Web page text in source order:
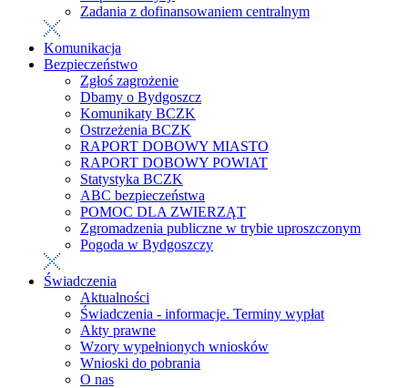
Zadania z dofinansowaniem centralnym
Komunikacja
Bezpieczeństwo
Zgłoś zagrożenie
Dbamy o Bydgoszcz
Komunikaty BCZK
Ostrzeżenia BCZK
RAPORT DOBOWY MIASTO
RAPORT DOBOWY POWIAT
Statystyka BCZK
ABC bezpieczeństwa
POMOC DLA ZWIERZĄT
Zgromadzenia publiczne w trybie uproszczonym
Pogoda w Bydgoszczy
Świadczenia
Aktualności
Świadczenia - informacje. Terminy wypłat
Akty prawne
Wzory wypełnionych wniosków
Wnioski do pobrania
O nas